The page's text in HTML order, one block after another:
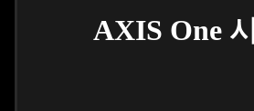
AXIS One